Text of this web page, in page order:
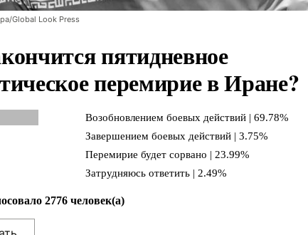
Global Look Press
пятидневное
перемирие в Иране?
Возобновлением боевых действий | 69.78%
Завершением боевых действий | 3.75%
Перемирие будет сорвано | 23.99%
Затрудняюсь ответить | 2.49%
2776 человек(а)